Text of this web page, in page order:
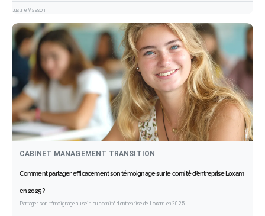
Justine Masson
CABINET MANAGEMENT TRANSITION
Comment partager efficacement son témoignage sur le comité d’entreprise Loxam
en 2025 ?
Partager son témoignage au sein du comité d’entreprise de Loxam en 2025…